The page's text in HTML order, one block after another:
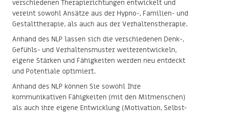
verschiedenen Therapierichtungen entwickelt und
vereint sowohl Ansätze aus der Hypno-, Familien- und
Gestalttherapie, als auch aus der Verhaltenstherapie.
Anhand des NLP lassen sich die verschiedenen Denk-,
Gefühls- und Verhaltensmuster weiterentwickeln,
eigene Stärken und Fähigkeiten werden neu entdeckt
und Potentiale optimiert.
Anhand des NLP können Sie sowohl Ihre
kommunikativen Fähigkeiten (mit den Mitmenschen)
als auch ihre eigene Entwicklung (Motivation, Selbst-